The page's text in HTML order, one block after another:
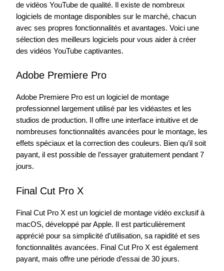
de vidéos YouTube de qualité. Il existe de nombreux
logiciels de montage disponibles sur le marché, chacun
avec ses propres fonctionnalités et avantages. Voici une
sélection des meilleurs logiciels pour vous aider à créer
des vidéos YouTube captivantes.
Adobe Premiere Pro
Adobe Premiere Pro est un logiciel de montage
professionnel largement utilisé par les vidéastes et les
studios de production. Il offre une interface intuitive et de
nombreuses fonctionnalités avancées pour le montage, les
effets spéciaux et la correction des couleurs. Bien qu’il soit
payant, il est possible de l’essayer gratuitement pendant 7
jours.
Final Cut Pro X
Final Cut Pro X est un logiciel de montage vidéo exclusif à
macOS, développé par Apple. Il est particulièrement
apprécié pour sa simplicité d’utilisation, sa rapidité et ses
fonctionnalités avancées. Final Cut Pro X est également
payant, mais offre une période d’essai de 30 jours.